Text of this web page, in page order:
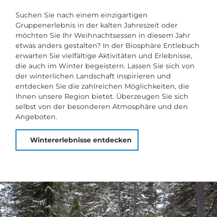
Suchen Sie nach einem einzigartigen
Gruppenerlebnis in der kalten Jahreszeit oder
möchten Sie Ihr Weihnachtsessen in diesem Jahr
etwas anders gestalten? In der Biosphäre Entlebuch
erwarten Sie vielfältige Aktivitäten und Erlebnisse,
die auch im Winter begeistern. Lassen Sie sich von
der winterlichen Landschaft inspirieren und
entdecken Sie die zahlreichen Möglichkeiten, die
Ihnen unsere Region bietet. Überzeugen Sie sich
selbst von der besonderen Atmosphäre und den
Angeboten.
Wintererlebnisse entdecken